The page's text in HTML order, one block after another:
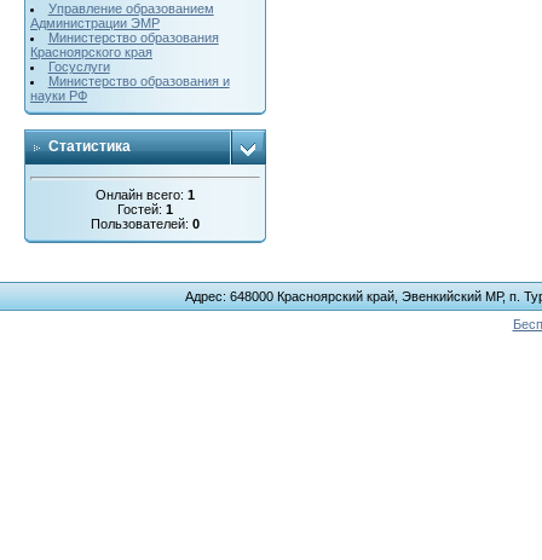
Управление образованием
Администрации ЭМР
Министерство образования
Красноярского края
Госуслуги
Министерство образования и
науки РФ
Статистика
Онлайн всего: 1
Гостей: 1
Пользователей: 0
Адрес: 648000 Красноярский край, Эвенкийский МР, п.